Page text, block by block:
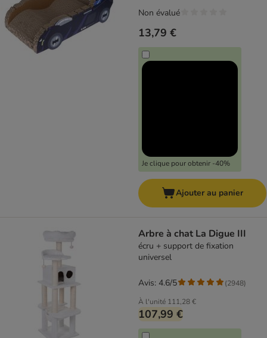
13,79 €
Je clique pour obtenir -40%
Non évalué
Ajouter au panier
Arbre à chat La Digue III
écru + support de fixation
universel
À l'unité 111,28 €
107,99 €
Avis: 4.6/5 (2948)